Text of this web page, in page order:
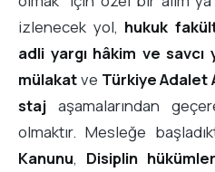
izlenecek yol, hukuk
adli yargı hâkim ve savcı
mülakatve Türkiye Adalet
staj aşamalarından
olmaktır. Mesleğe
Kanunu, Disiplin